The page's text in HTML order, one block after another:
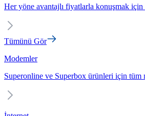
Her yöne avantajlı fiyatlarla konuşmak
Tümünü Gör
Modemler
Superonline ve Superbox ürünleri için tüm